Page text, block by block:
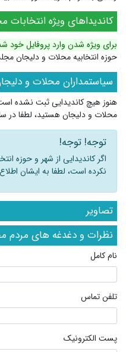
کاندیداهای ویژه
برای ویژه شدن وارد پروفایل خود
حوزه انتخابیه محلات و دلیجان
سیاستمداران محلات و
هنوز هیچ کاندیدایی ثبت نشده
محلات و دلیجان هستید، لطفا در
توجه! توجه!
اگر کاندیدایی از شهر و حوزه
نکرده است، لطفا به ایشان
تصاویر
نظرات و دغدغه های مردم
نام کامل
تلفن تماس
پست الکترونیک